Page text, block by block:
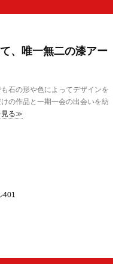
、唯一無二の漆アー
石の形や色によってデザインを
の作品と一期一会の出会いを紡
見る≫
401